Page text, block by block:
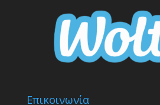
Επικοινωνία